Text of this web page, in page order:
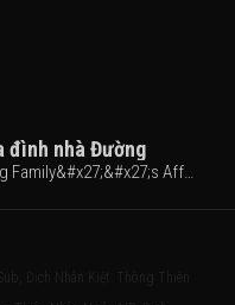
đình nhà Đường
Tang Family&#x27;&#x27;s Affairs (2017)
Địch Nhân Kiệt: Thông Thiên